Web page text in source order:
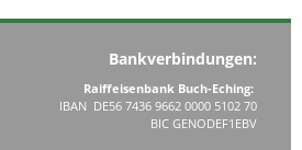
Bankverbindungen:
Raiffeisenbank Buch-Eching:
IBAN DE56 7436 9662 0000 5102 70
BIC GENODEF1EBV